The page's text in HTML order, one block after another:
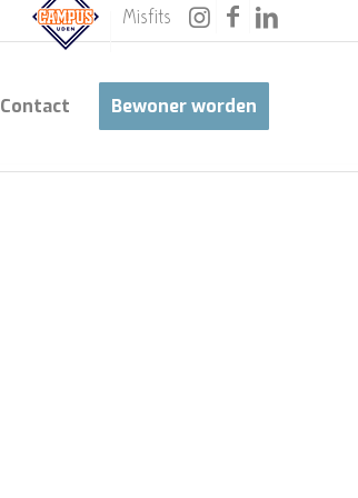
Misfits
Contact Bewoner worden